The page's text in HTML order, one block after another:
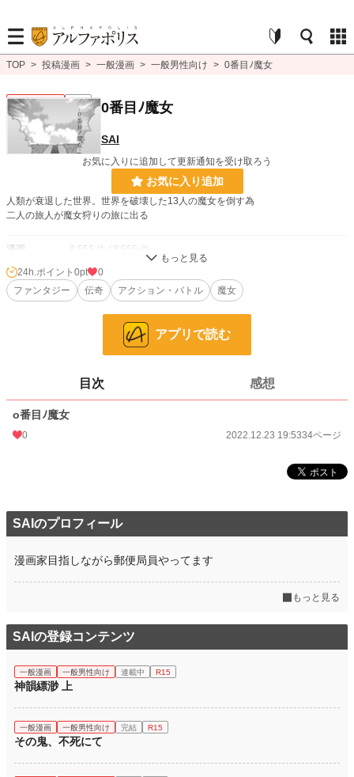
TOP > 投稿漫画 > 一般漫画 > 一般男性向け > 0番目ﾉ魔女
一般男性向け 完結 0番目ﾉ魔女
SAI
お気に入りに追加して更新通知を受け取ろう
お気に入り追加
人類が衰退した世界。世界を破壊した13人の魔女を倒す為
二人の旅人が魔女狩りの旅に出る
漫画 8,555 位 / 8,555 件
一般男性向け 2,374 位 / 2,374 件
お気に入り
2022.12.23 19:53
初回公開日時
累計ポイント 1,257 pt (6,199 位)
24h.ポイント 0pt
0
ファンタジー
伝奇 アクション・バトル 魔女
アプリで読む
目次 感想
o番目ﾉ魔女
0 2022.12.23 19:5334ページ
SAIのプロフィール
漫画家目指しながら郵便局員やってます
もっと見る
SAIの登録コンテンツ
一般漫画 一般男性向け 連載中 R15
神韻縹渺 上
一般漫画 一般男性向け 完結 R15
その鬼、不死にて